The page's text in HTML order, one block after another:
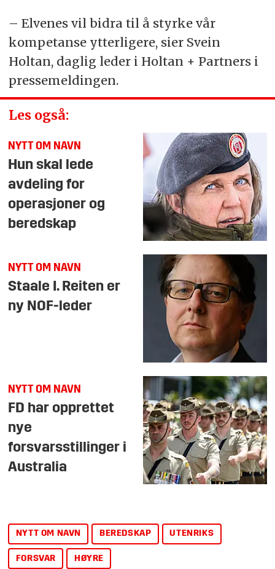
– Elvenes vil bidra til å styrke vår
kompetanse ytterligere, sier Svein
Holtan, daglig leder i Holtan + Partners i
pressemeldingen.
Les også:
NYTT OM NAVN
Hun skal lede
avdeling for
operasjoner og
beredskap
NYTT OM NAVN
Staale I. Reiten er
ny NOF-leder
NYTT OM NAVN
FD har opprettet
nye
forsvarsstillinger i
Australia
NYTT OM NAVN BEREDSKAP UTENRIKS
FORSVAR HØYRE